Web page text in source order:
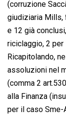
(corruzione
giudiziaria Mills,
e 12 già
riciclaggio, 2 per
Ricapitolando,
assoluzioni nel
(comma 2
alla Finanza
per il caso Sme-